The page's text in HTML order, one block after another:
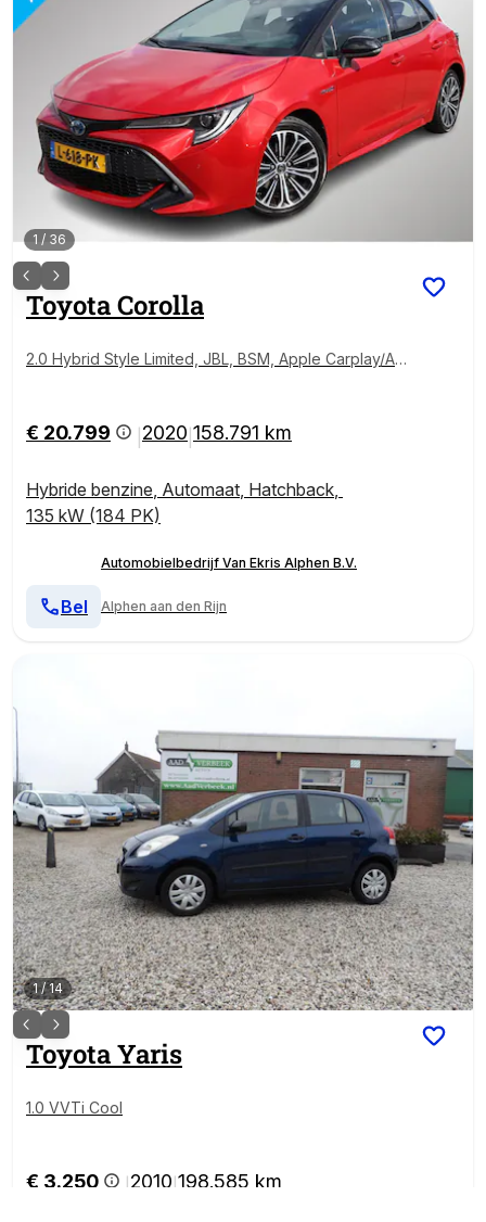
1 / 36
ToyotaCorolla
2.0 Hybrid Style Limited, JBL, BSM, Apple Carplay/An
€ 20.799 2020 158.791 km
Hybride benzine, Automaat, Hatchback,
135 kW (184 PK)
Automobielbedrijf Van Ekris Alphen B.V.
Alphen aan den Rijn
Bel
1/14
ToyotaYaris
1.0 VVTi Cool
€ 3.250 |2010|198.585 km